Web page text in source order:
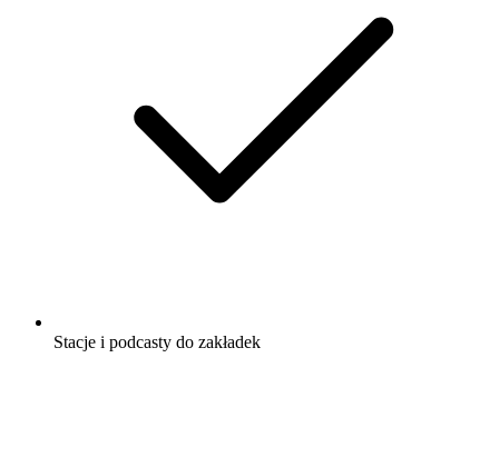
Stacje i podcasty do zakładek